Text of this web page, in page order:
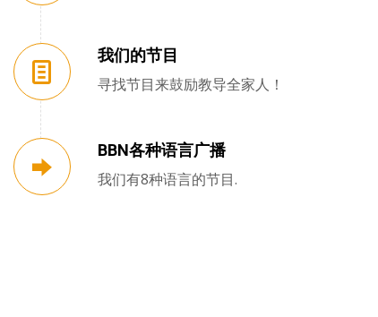
我们的节目
寻找节目来鼓励教导全家人！
BBN各种语言广播
我们有8种语言的节目.